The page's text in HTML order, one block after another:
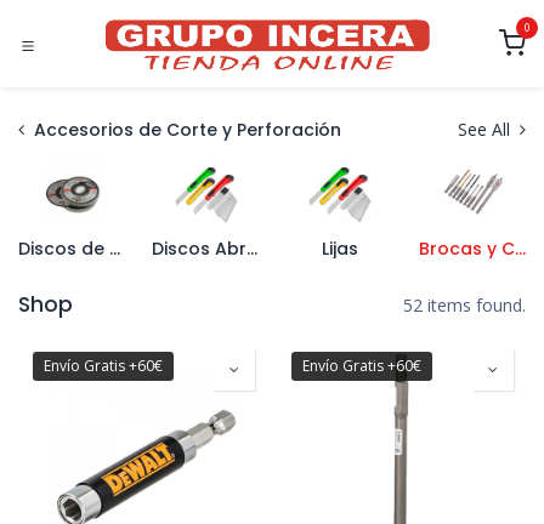
0
Accesorios de Corte y Perforación See All
Discos de Diamante Discos Abrasivos Lijas Brocas y Coronas
Shop 52 items found.
Envío Gratis +60€ Envío Gratis +60€